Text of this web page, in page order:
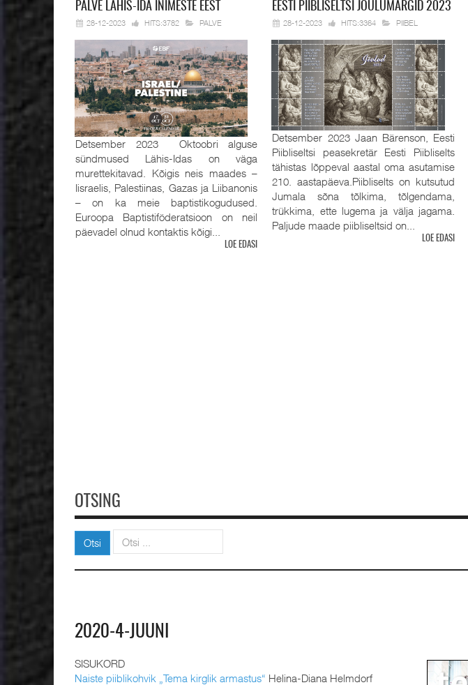
PALVE LÄHIS-IDA INIMESTE EEST
28-12-2023 HITS:3782 PALVE
Detsember 2023 Oktoobri alguse
sündmused Lähis-Idas on väga
murettekitavad. Kõigis neis maades –
Iisraelis, Palestiinas, Gazas ja Liibanonis
– on ka meie baptistikogudused.
Euroopa Baptistiföderatsioon on neil
päevadel olnud kontaktis kõigi...
LOE EDASI
EESTI PIIBLISELTSI JÕULUMARGID 2023
28-12-2023 HITS:3364 PIIBEL
Detsember 2023 Jaan Bärenson, Eesti
Piibliseltsi peasekretär Eesti Piibliselts
tähistas lõppeval aastal oma asutamise
210. aastapäeva.Piibliselts on kutsutud
Jumala sõna tõlkima, tõlgendama,
trükkima, ette lugema ja välja jagama.
Paljude maade piibliseltsid on...
LOE EDASI
OTSING
Otsi Otsi
2020-4-JUUNI
SISUKORD
Naiste piiblikohvik „Tema kirglik armastus“ Helina-Diana Helmdorf